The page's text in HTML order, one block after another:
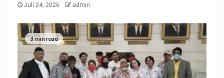
Juli 24, 2026 admin
3 min read